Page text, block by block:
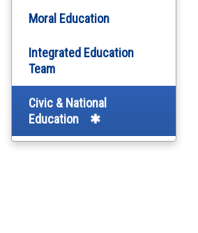
Moral Education
Integrated Education
Team
Civic & National
Education